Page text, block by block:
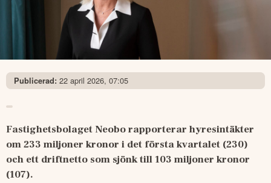
Publicerad: 22 april 2026, 07:05
Fastighetsbolaget Neobo rapporterar hyresintäkter
om 233 miljoner kronor i det första kvartalet (230)
och ett driftnetto som sjönk till 103 miljoner kronor
(107).